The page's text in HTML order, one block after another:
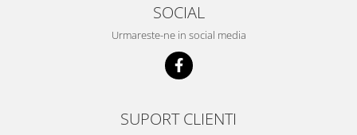
SOCIAL
Urmareste-ne in social media
SUPORT CLIENTI